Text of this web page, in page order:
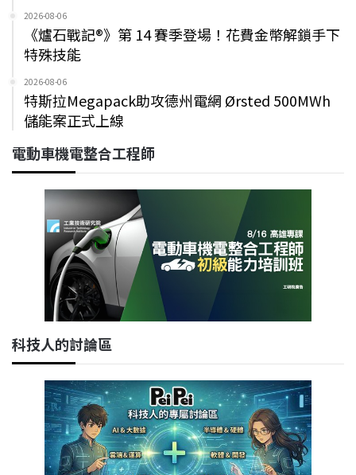
2026-08-06
《爐石戰記®》第 14 賽季登場！花費金幣解鎖手下
特殊技能
2026-08-06
特斯拉Megapack助攻德州電網 Ørsted 500MWh
儲能案正式上線
電動車機電整合工程師
科技人的討論區